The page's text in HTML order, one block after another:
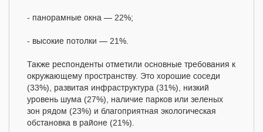
- панорамные окна — 22%;
- высокие потолки — 21%.
Также респонденты отметили основные требования к
окружающему пространству. Это хорошие соседи
(33%), развитая инфраструктура (31%), низкий
уровень шума (27%), наличие парков или зеленых
зон рядом (23%) и благоприятная экологическая
обстановка в районе (21%).